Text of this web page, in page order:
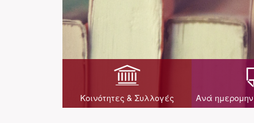
Κοινότητες & Συλλογές Ανά